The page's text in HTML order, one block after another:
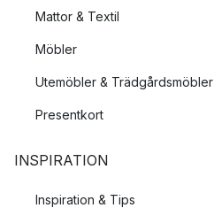
Mattor & Textil
Möbler
Utemöbler & Trädgårdsmöbler
Presentkort
INSPIRATION
Inspiration & Tips